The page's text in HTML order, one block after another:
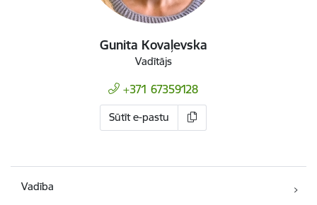
Gunita Kovaļevska
Vadītājs
+371 67359128
Sūtīt e-pastu
Vadība